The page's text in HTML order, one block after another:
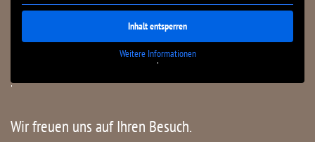
Inhalt entsperren
Weitere Informationen
'
'
Wir freuen uns auf Ihren Besuch.